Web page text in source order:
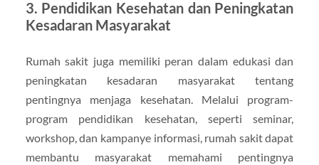
3. Pendidikan Kesehatan dan Peningkatan
Kesadaran Masyarakat
Rumah sakit juga memiliki peran dalam edukasi dan
peningkatan kesadaran masyarakat tentang
pentingnya menjaga kesehatan. Melalui program-
program pendidikan kesehatan, seperti seminar,
workshop, dan kampanye informasi, rumah sakit dapat
membantu masyarakat memahami pentingnya